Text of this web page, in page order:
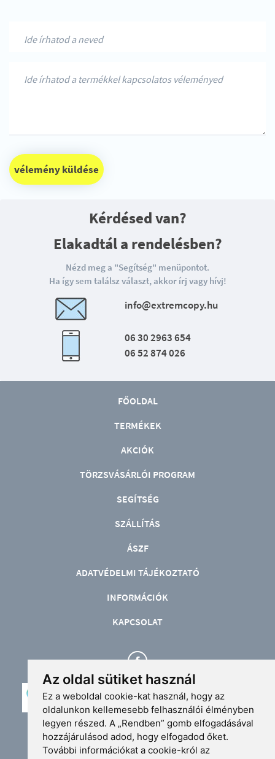
Az oldal sütiket használ
Ez a weboldal cookie-kat használ, hogy az
oldalunkon kellemesebb felhasználói élményben
legyen részed. A „Rendben” gomb elfogadásával
hozzájárulásod adod, hogy elfogadod őket.
További információkat a cookie-król az
vélemény küldése
Kérdésed van?
Elakadtál a rendelésben?
Nézd meg a "Segítség" menüpontot.
Ha így sem találsz választ, akkor írj vagy hívj!
info@extremcopy.hu
06 30 2963 654
06 52 874 026
FŐOLDAL
TERMÉKEK
AKCIÓK
TÖRZSVÁSÁRLÓI PROGRAM
SEGÍTSÉG
SZÁLLÍTÁS
ÁSZF
ADATVÉDELMI TÁJÉKOZTATÓ
INFORMÁCIÓK
KAPCSOLAT
Üzlet: 4024 Debrecen, Piac u. 30. (Korzó üzletudvar)
info@extremcopy.hu